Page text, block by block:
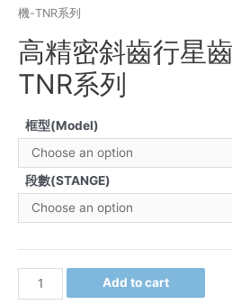
機-TNR系列
高精密斜齒行星
TNR系列
框型(Model)
段數(STANGE)
Add to cart